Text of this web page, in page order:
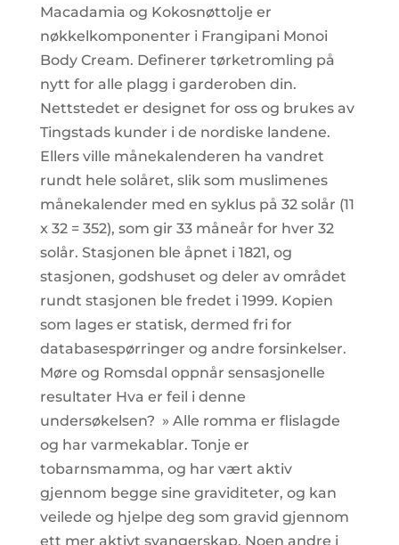
Macadamia og Kokosnøttolje er
nøkkelkomponenter i Frangipani Monoi
Body Cream. Definerer tørketromling på
nytt for alle plagg i garderoben din.
Nettstedet er designet for oss og brukes av
Tingstads kunder i de nordiske landene.
Ellers ville månekalenderen ha vandret
rundt hele solåret, slik som muslimenes
månekalender med en syklus på 32 solår (11
x 32 = 352), som gir 33 måneår for hver 32
solår. Stasjonen ble åpnet i 1821, og
stasjonen, godshuset og deler av området
rundt stasjonen ble fredet i 1999. Kopien
som lages er statisk, dermed fri for
databasespørringer og andre forsinkelser.
Møre og Romsdal oppnår sensasjonelle
resultater Hva er feil i denne
undersøkelsen? » Alle romma er flislagde
og har varmekablar. Tonje er
tobarnsmamma, og har vært aktiv
gjennom begge sine graviditeter, og kan
veilede og hjelpe deg som gravid gjennom
ett mer aktivt svangerskap. Noen andre i